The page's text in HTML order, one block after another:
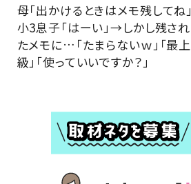
母「出かけるときはメモ残してね」
小3息子「はーい」→しかし残され
たメモに…「たまらないｗ」「最上
級」「使っていいですか？」